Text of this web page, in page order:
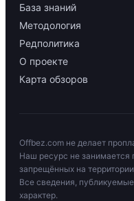
База знаний
Методология
Редполитика
О проекте
Карта обзоров
Offbez.com не делает
Наш ресурс не занимается
запрещённых на
Все сведения,
характер.